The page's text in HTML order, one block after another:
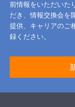
前情報をいただいた
だき、情報交換会を
提供、キャリアのご
録ください。